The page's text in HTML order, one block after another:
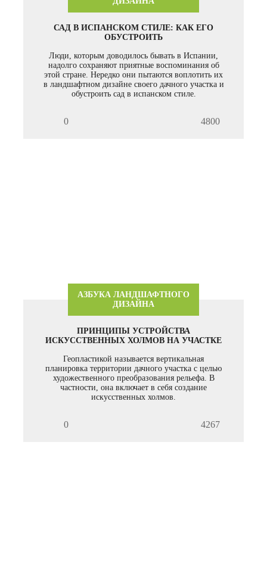
САД В ИСПАНСКОМ СТИЛЕ: КАК ЕГО
ОБУСТРОИТЬ
Люди, которым доводилось бывать в Испании,
надолго сохраняют приятные воспоминания об
этой стране. Нередко они пытаются воплотить их
в ландшафтном дизайне своего дачного участка и
обустроить сад в испанском стиле.
0 4800
АЗБУКА ЛАНДШАФТНОГО
ДИЗАЙНА
ПРИНЦИПЫ УСТРОЙСТВА
ИСКУССТВЕННЫХ ХОЛМОВ НА УЧАСТКЕ
Геопластикой называется вертикальная
планировка территории дачного участка с целью
художественного преобразования рельефа. В
частности, она включает в себя создание
искусственных холмов.
0 4267